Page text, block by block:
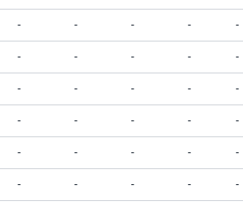
- - - - -
- - - - -
- - - - -
- - - - -
- - - - -
- - - - -